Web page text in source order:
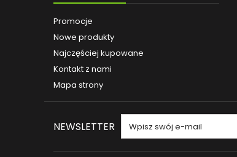
Promocje
Nowe produkty
Najczęściej kupowane
Kontakt z nami
Mapa strony
NEWSLETTER